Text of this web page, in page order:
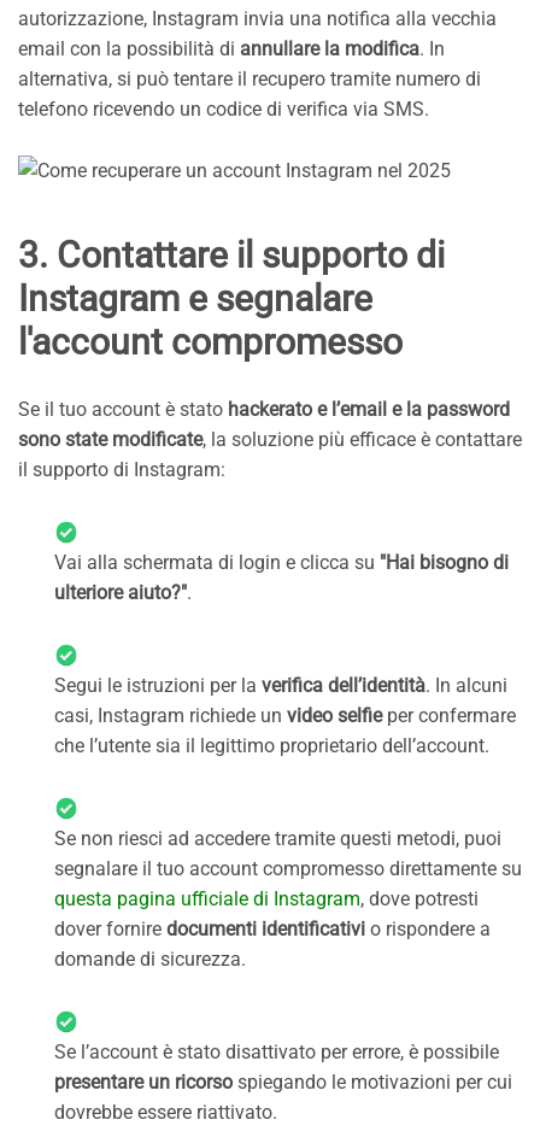
autorizzazione, Instagram invia una notifica alla vecchia
email con la possibilità di annullare la modifica. In
alternativa, si può tentare il recupero tramite numero di
telefono ricevendo un codice di verifica via SMS.
3. Contattare il supporto di
Instagram e segnalare
l'account compromesso
Se il tuo account è stato hackerato e l’email e la password
sono state modificate, la soluzione più efficace è contattare
il supporto di Instagram:
Vai alla schermata di login e clicca su "Hai bisogno di
ulteriore aiuto?".
Segui le istruzioni per la verifica dell’identità. In alcuni
casi, Instagram richiede un video selfieper confermare
che l’utente sia il legittimo proprietario dell’account.
Se non riesci ad accedere tramite questi metodi, puoi
segnalare il tuo account compromesso direttamente su
questa pagina ufficiale di Instagram, dove potresti
dover fornire documenti identificativi o rispondere a
domande di sicurezza.
Se l’account è stato disattivato per errore, è possibile
presentare un ricorso spiegando le motivazioni per cui
dovrebbe essere riattivato.